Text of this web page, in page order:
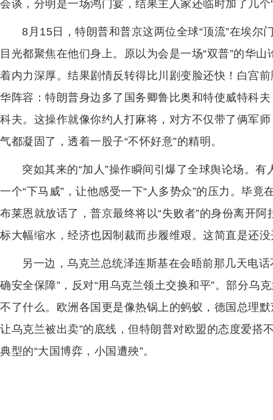
会谈，分明是一场鸿门宴，结果主人家还临时加了几个“
8月15日，特朗普和普京这两位全球“顶流”在埃尔
目光都聚焦在他们身上。原以为会是一场“双普”的华
着内力深厚。结果剧情反转得比川剧变脸还快！白宫前
华阵容：特朗普身边多了国务卿鲁比奥和特使威特科
科夫。这操作就像你约人打麻将，对方不仅带了俩军
气都凝固了，透着一股子“不怀好意”的精明。
突如其来的“加人”操作瞬间引爆了全球舆论场。
一个“下马威”，让他感受一下“人多势众”的压力。毕
布莱恩就放话了，普京最终将以“失败者”的身份离开
标大幅缩水，经济也因制裁而步履维艰。这简直是还
另一边，乌克兰总统泽连斯基在会晤前那几天电
确安全保障”，反对“用乌克兰领土交换和平”。部分乌
不了什么。欧洲各国更是像热锅上的蚂蚁，德国总理
让乌克兰被出卖”的底线，但特朗普对欧盟的态度爱搭
典型的“大国博弈，小国遭殃”。